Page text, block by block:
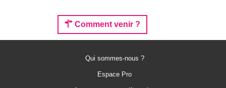
Comment venir ?
Qui sommes-nous ?
Espace Pro